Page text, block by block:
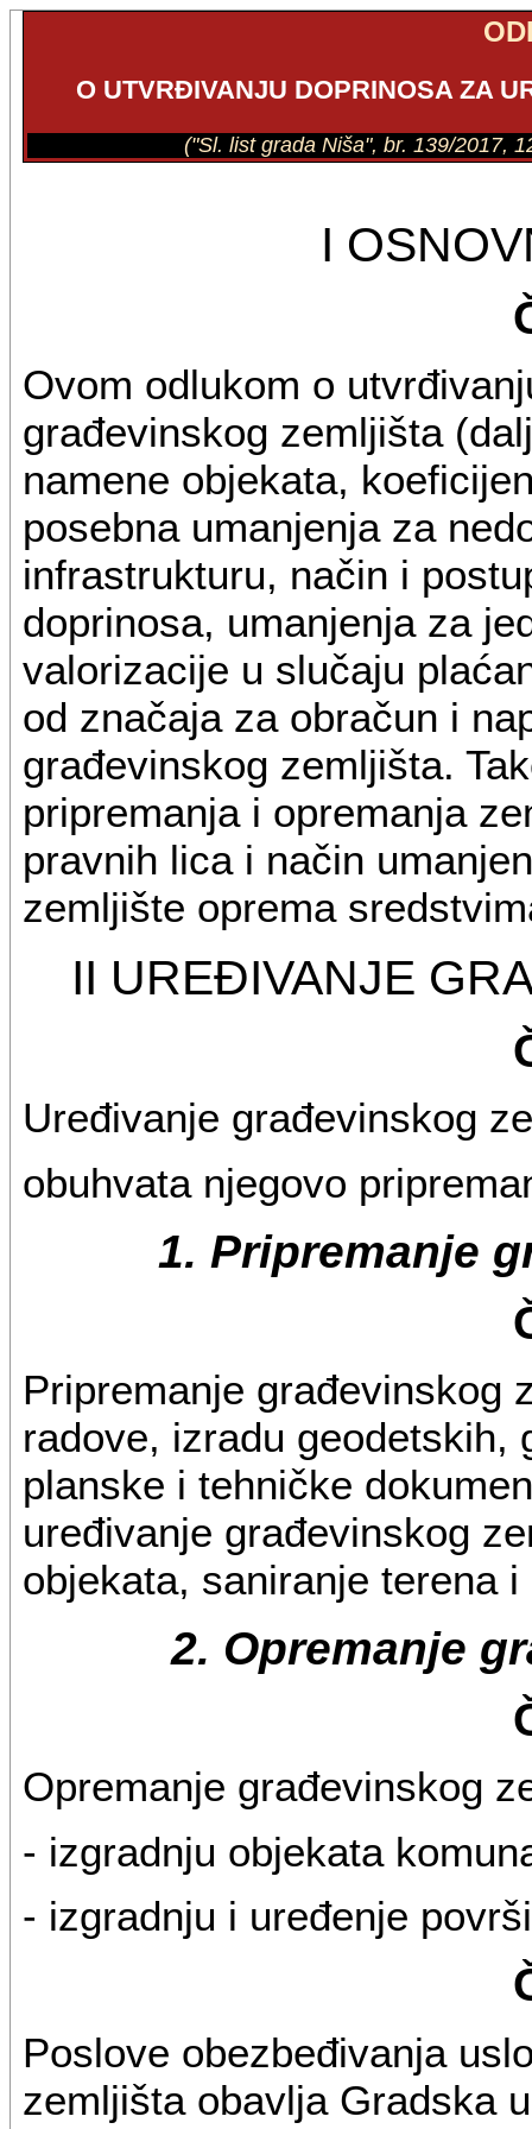
O UTVRĐIVANJU DOPRINOSA ZA
("Sl. list grada Niša", br. 139/2017,
I
Ovom odlukom o
građevinskog zemljišta
namene objekata,
posebna umanjenja za
infrastrukturu, način i
doprinosa, umanjenja za
valorizacije u slučaju
od značaja za obračun i
građevinskog zemljišta.
pripremanja i opremanja
pravnih lica i način
zemljište oprema
II UREĐIVANJE
Uređivanje građevinskog
obuhvata njegovo
1. Pripremanje
Pripremanje građevinskog
radove, izradu geodetskih,
planske i tehničke
uređivanje građevinskog
objekata, saniranje terena
2. Opremanje
Opremanje građevinskog
- izgradnju objekata
- izgradnju i uređenje
Poslove obezbeđivanja
zemljišta obavlja Gradska